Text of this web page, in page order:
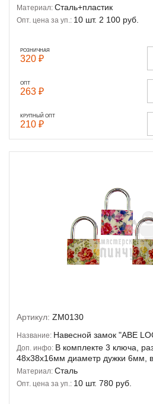
Материал: Сталь+пластик
Опт. цена за уп.: 10 шт. 2 100 руб.
РОЗНИЧНАЯ
320 ₽
ОПТ
263 ₽
КРУПНЫЙ ОПТ
210 ₽
Артикул: ZM0130
Название: Навесной замок "ABE
Доп. инфо: В комплекте 3 ключа,
48х38х16мм диаметр дужки 6мм,
Материал: Сталь
Опт. цена за уп.: 10 шт. 780 руб.